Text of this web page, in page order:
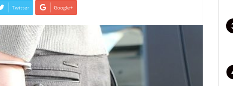
Twitter Google+